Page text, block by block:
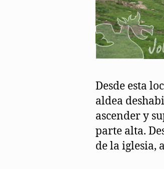
Desde esta
aldea
ascender y
parte alta.
de la iglesia,